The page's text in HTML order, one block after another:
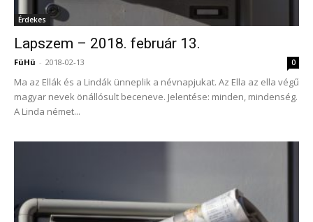
Érdekes
Lapszem – 2018. február 13.
FüHü - 2018-02-13 0
Ma az Ellák és a Lindák ünneplik a névnapjukat. Az Ella az ella végű
magyar nevek önállósult beceneve. Jelentése: minden, mindenség.
A Linda német...